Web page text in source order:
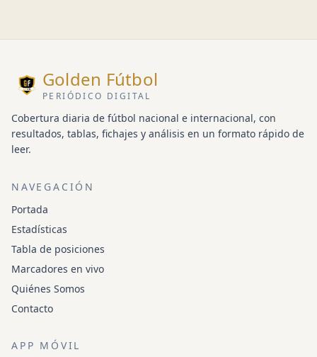
Golden Fútbol
PERIÓDICO DIGITAL
Cobertura diaria de fútbol nacional e internacional, con
resultados, tablas, fichajes y análisis en un formato rápido de
leer.
NAVEGACIÓN
Portada
Estadísticas
Tabla de posiciones
Marcadores en vivo
Quiénes Somos
Contacto
APP MÓVIL